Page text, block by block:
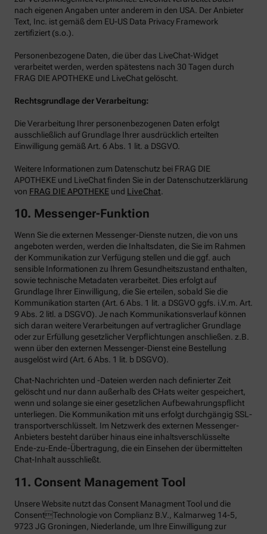
nach eigenen Angaben unter anderem in den USA. Der Anbieter
Text, Inc. ist gemäß dem EU-US Data Privacy Framework
zertifiziert (s.o.).
Personenbezogene Daten, die über das LiveChat-Widget
verarbeitet werden, werden spätestens nach 30 Tagen durch
FRAG DIE APOTHEKE und LiveChat gelöscht.
Rechtsgrundlage der Verarbeitung:
Die Verarbeitung Ihrer personenbezogenen Daten erfolgt
ausschließlich auf Grundlage Ihrer ausdrücklich erteilten
Einwilligung gemäß Art. 6 Abs. 1 lit. a DSGVO.
Weitere Informationen zum Datenschutz bei FRAG DIE
APOTHEKE und LiveChat finden Sie in der Datenschutzerklärung
von FRAG DIE APOTHEKE und LiveChat
10. Messenger-Funktion
Wenn Sie die externen Messenger-Dienste nutzen, die von uns
angeboten werden, werden die Inhaltsdaten, die Sie im Rahmen
der Kommunikation zur Verfügung stellen und die ggf. auch
sensible Informationen zu Ihrem Gesundheitszustand enthalten,
sowie technische Metadaten verarbeitet. Dies erfolgt auf
Grundlage Ihrer Einwilligung, die Sie erteilen, sobald Sie die
Kommunikation starten (Art. 6 Abs. 1 lit. a DSGVO ggfs. i.V.m. Art.
9 Abs. 2 litl. a DSGVO). Je nach Kommunikationsverlauf können
sich daran weitere Verarbeitungen auf vertraglicher Grundlage
oder zur Erfüllung gesetzlicher Verpflichtungen anschließen. z.B.
wenn über den externen Messenger-Dienst eine Bestellung
ausgelöst wird (Art. 6 Abs. 1 lit. b DSGVO).
Chat-Nachrichten und -Dateien werden nach definierter Zeit
gelöscht und nur dann außerhalb des CHats weiter gespeichert,
wenn und solange sie einer gesetzlichen Aufbewahrungspflicht
unterliegen. Die Kommunikation mit uns erfolgt durchgängig SSL-
transportverschlüsselt. Im Netzwerk des externen Messenger-
Anbieters besteht darüber hinaus eine inhaltsverschlüsselte
Ende-zu-Ende-Übertragung, die ein Einsehen der übermittelten
Chat-Inhalt ausschließt.
11. Consent Management Tool
Unsere Website nutzt das Consent Managment Tool und die
ConsentTechnologie von Complianz B.V., Kalmarweg 14-5,
9723 JG Groningen, Niederlande, um Ihre Einwilligung zur